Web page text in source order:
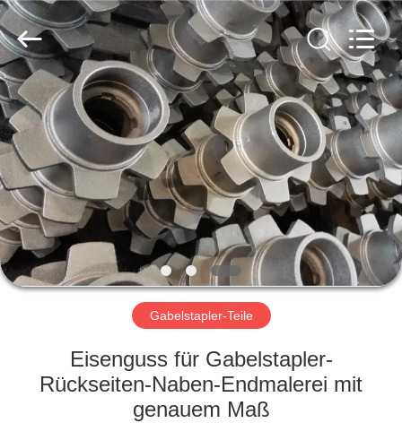
HAUS
PRODUKTE
ÜBER
UNS
FABRIK-
QUALITÄTSKONTROLLE
Casting
&
Forging
Factory.
All
Rights
Reserved.
Developed
by
ECER
Gabelstapler-Teile
Eisenguss für Gabelstapler-
Rückseiten-Naben-Endmalerei mit
genauem Maß